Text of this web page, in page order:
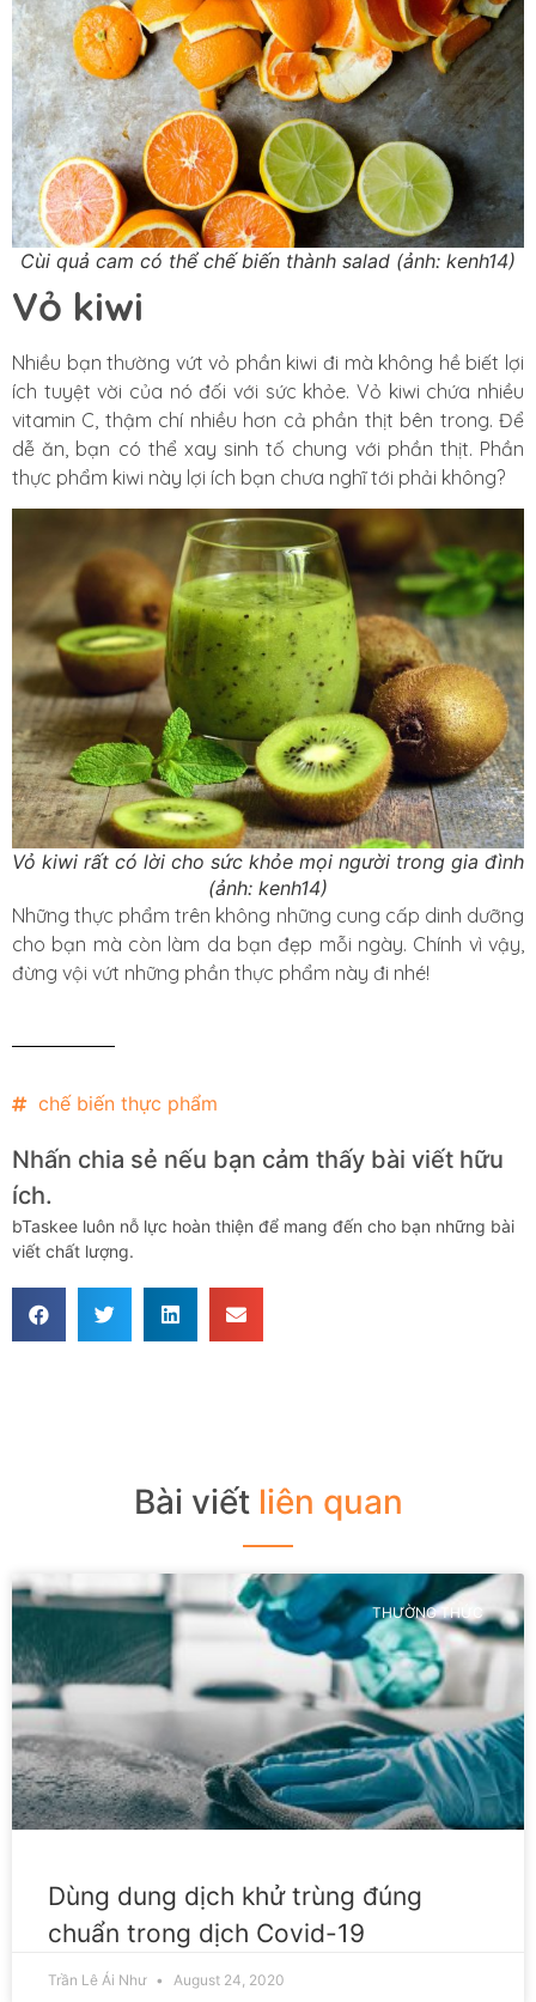
Cùi quả cam có thể chế biến thành salad (ảnh: kenh14)
Vỏ kiwi
Nhiều bạn thường vứt vỏ phần kiwi đi mà không hề biết lợi
ích tuyệt vời của nó đối với sức khỏe. Vỏ kiwi chứa nhiều
vitamin C, thậm chí nhiều hơn cả phần thịt bên trong. Để
dễ ăn, bạn có thể xay sinh tố chung với phần thịt. Phần
thực phẩm kiwi này lợi ích bạn chưa nghĩ tới phải không?
Vỏ kiwi rất có lời cho sức khỏe mọi người trong gia đình
(ảnh: kenh14)
Những thực phẩm trên không những cung cấp dinh dưỡng
cho bạn mà còn làm da bạn đẹp mỗi ngày. Chính vì vậy,
đừng vội vứt những phần thực phẩm này đi nhé!
chế biến thực phẩm
Nhấn chia sẻ nếu bạn cảm thấy bài viết hữu
ích.
bTaskee luôn nỗ lực hoàn thiện để mang đến cho bạn những bài
viết chất lượng.
Bài viết liên quan
THƯỜNG THỨC
Dùng dung dịch khử trùng đúng
chuẩn trong dịch Covid-19
Trần Lê Ái Như August 24, 2020